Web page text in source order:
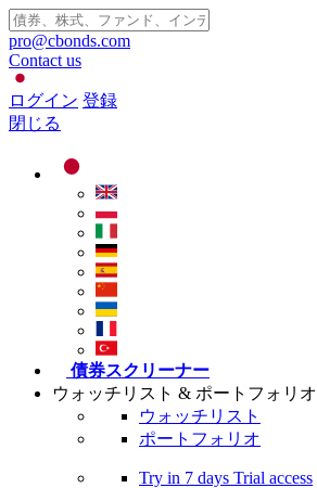
pro@cbonds.com
Contact us
ログイン 登録
閉じる
債券スクリーナー
ウォッチリスト & ポートフォリオ
ウォッチリスト
ポートフォリオ
Try in 7 days Trial access